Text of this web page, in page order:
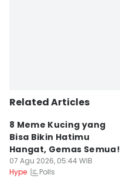
Related Articles
8 Meme Kucing yang
Bisa Bikin Hatimu
Hangat, Gemas Semua!
07 Agu 2026, 05:44 WIB
Hype
Polls